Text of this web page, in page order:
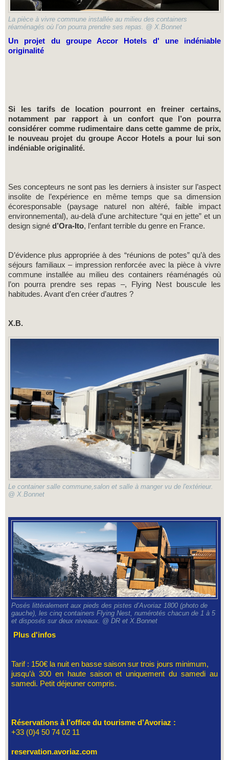
La pièce à vivre commune installée au milieu des containers
réaménagés où l’on pourra prendre ses repas. @ X.Bonnet
Un projet du groupe Accor Hotels d' une indéniable
originalité
Si les tarifs de location pourront en freiner certains,
notamment par rapport à un confort que l’on pourra
considérer comme rudimentaire dans cette gamme de prix,
le nouveau projet du groupe Accor Hotels a pour lui son
indéniable originalité.
Ses concepteurs ne sont pas les derniers à insister sur l’aspect
insolite de l’expérience en même temps que sa dimension
écoresponsable (paysage naturel non altéré, faible impact
environnemental), au-delà d’une architecture “qui en jette” et un
design signé d’Ora-Ito, l’enfant terrible du genre en France.
D’évidence plus appropriée à des “réunions de potes” qu’à des
séjours familiaux – impression renforcée avec la pièce à vivre
commune installée au milieu des containers réaménagés où
l’on pourra prendre ses repas –, Flying Nest bouscule les
habitudes. Avant d’en créer d’autres ?
X.B.
Le container salle commune,salon et salle à manger vu de l'extérieur.
@ X.Bonnet
Posés littéralement aux pieds des pistes d’Avoriaz 1800 (photo de
gauche), les cinq containers Flying Nest, numérotés chacun de 1 à 5
et disposés sur deux niveaux. @ DR et X.Bonnet
Plus d'infos
Tarif : 150€ la nuit en basse saison sur trois jours minimum,
jusqu’à 300 en haute saison et uniquement du samedi au
samedi. Petit déjeuner compris.
Réservations à l’office du tourisme d’Avoriaz :
+33 (0)4 50 74 02 11
reservation.avoriaz.com